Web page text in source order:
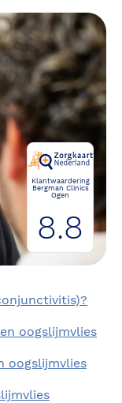
Klantwaardering
Bergman Clinics
Ogen
8.8
oogslijmvlies
oogslijmvlies